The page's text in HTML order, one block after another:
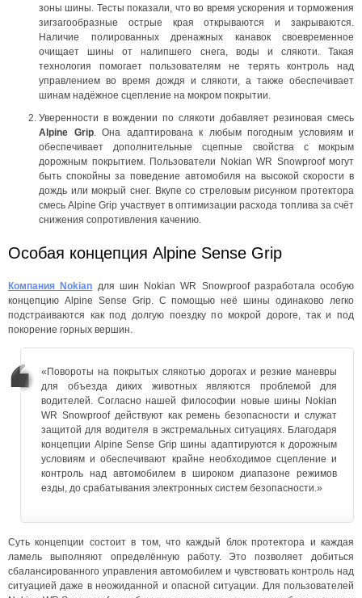
зоны шины. Тесты показали, что во время ускорения и торможения
зигзагообразные острые края открываются и закрываются.
Наличие полированных дренажных канавок своевременное
очищает шины от налипшего снега, воды и слякоти. Такая
технология помогает пользователям не терять контроль над
управлением во время дождя и слякоти, а также обеспечивает
шинам надёжное сцепление на мокром покрытии.
Уверенности в вождении по слякоти добавляет резиновая смесь
Alpine Grip. Она адаптирована к любым погодным условиям и
обеспечивает дополнительные сцепные свойства с мокрым
дорожным покрытием. Пользователи Nokian WR Snowproof могут
быть спокойны за поведение автомобиля на высокой скорости в
дождь или мокрый снег. Вкупе со стреловым рисунком протектора
смесь Alpine Grip участвует в оптимизации расхода топлива за счёт
снижения сопротивления качению.
Особая концепция Alpine Sense Grip
Компания Nokian для шин Nokian WR Snowproof разработала особую
концепцию Alpine Sense Grip. С помощью неё шины одинаково легко
подстраиваются как под долгую поездку по мокрой дороге, так и под
покорение горных вершин.
«Повороты на покрытых слякотью дорогах и резкие маневры
для объезда диких животных являются проблемой для
водителей. Согласно нашей философии новые шины Nokian
WR Snowproof действуют как ремень безопасности и служат
защитой для водителя в экстремальных ситуациях. Благодаря
концепции Alpine Sense Grip шины адаптируются к дорожным
условиям и обеспечивают крайне необходимое сцепление и
контроль над автомобилем в широком диапазоне режимов
езды, до срабатывания электронных систем безопасности.»
Суть концепции состоит в том, что каждый блок протектора и каждая
ламель выполняют определённую работу. Это позволяет добиться
сбалансированного управления автомобилем и чувствовать контроль над
ситуацией даже в неожиданной и опасной ситуации. Для пользователей